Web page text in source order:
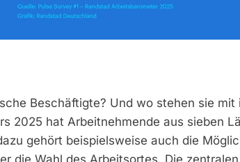
Beschäftigte? Und wo stehen sie
2025 hat Arbeitnehmende aus sieben
gehört beispielsweise auch die
die Wahl des Arbeitsortes. Die